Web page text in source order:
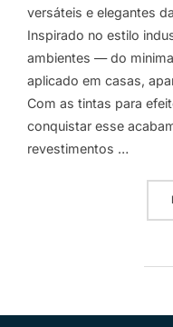
versáteis e elegantes
Inspirado no estilo
ambientes — do
aplicado em casas,
Com as tintas para
conquistar esse
revestimentos …